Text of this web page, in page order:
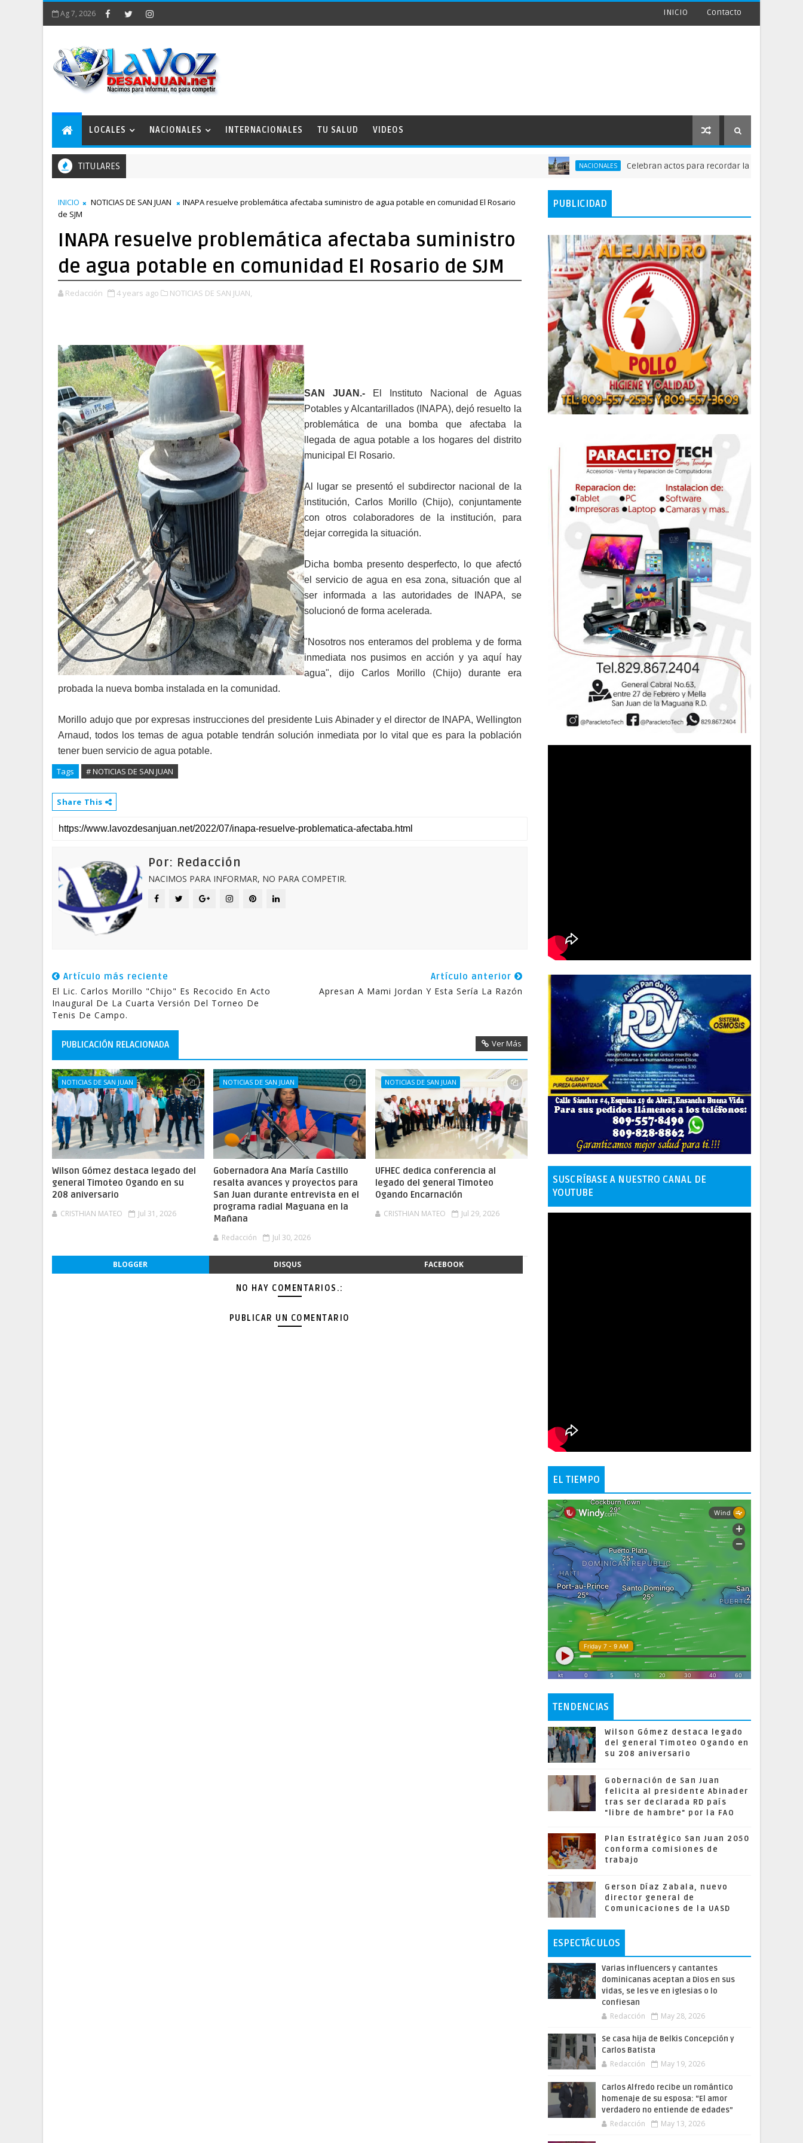
Ag 7, 2026 INICIO Contacto
LOCALES NACIONALES INTERNACIONALES TU SALUD VIDEOS
TITULARES NACIONALES Celebran actos para recordar la fundación de Santo
INICIO NOTICIAS DE SAN JUAN
INAPA resuelve problemática afectaba suministro de agua potable en comunidad El Rosario
de SJM
INAPA resuelve problemática afectaba suministro
de agua potable en comunidad El Rosario de SJM
Redacción 4 years ago NOTICIAS DE SAN JUAN,
SAN JUAN.-
El Instituto Nacional de Aguas
Potables y Alcantarillados (INAPA), dejó resuelto la
problemática de una bomba que afectaba la
llegada de agua potable a los hogares del distrito
municipal El Rosario.
Al lugar se presentó el subdirector nacional de la
institución, Carlos Morillo (Chijo), conjuntamente
con otros colaboradores de la institución, para
dejar corregida la situación.
Dicha bomba presento desperfecto, lo que afectó
el servicio de agua en esa zona, situación que al
ser informada a las autoridades de INAPA, se
solucionó de forma acelerada.
"Nosotros nos enteramos del problema y de forma
inmediata nos pusimos en acción y ya aquí hay
agua", dijo Carlos Morillo (Chijo) durante era
probada la nueva bomba instalada en la comunidad.
Morillo adujo que por expresas instrucciones del presidente Luis Abinader y el director de INAPA, Wellington
Arnaud, todos los temas de agua potable tendrán solución inmediata por lo vital que es para la población
tener buen servicio de agua potable.
Tags # NOTICIAS DE SAN JUAN
Share This
Por: Redacción
NACIMOS PARA INFORMAR, NO PARA COMPETIR.
Artículo más reciente
El Lic. Carlos Morillo "Chijo" Es Recocido En Acto
Inaugural De La Cuarta Versión Del Torneo De
Tenis De Campo.
Artículo anterior
Apresan A Mami Jordan Y Esta Sería La Razón
PUBLICACIÓN RELACIONADA Ver Más
NOTICIAS DE SAN JUAN
Wilson Gómez destaca legado del
general Timoteo Ogando en su
208 aniversario
CRISTHIAN MATEO Jul 31, 2026
NOTICIAS DE SAN JUAN
Gobernadora Ana María Castillo
resalta avances y proyectos para
San Juan durante entrevista en el
programa radial Maguana en la
Mañana
Redacción Jul 30, 2026
NOTICIAS DE SAN JUAN
UFHEC dedica conferencia al
legado del general Timoteo
Ogando Encarnación
CRISTHIAN MATEO Jul 29, 2026
BLOGGER DISQUS FACEBOOK
NO HAY COMENTARIOS.:
PUBLICAR UN COMENTARIO
PUBLICIDAD
SUSCRÍBASE A NUESTRO CANAL DE
YOUTUBE
EL TIEMPO
TENDENCIAS
Wilson Gómez destaca legado
del general Timoteo Ogando en
su 208 aniversario
Gobernación de San Juan
felicita al presidente Abinader
tras ser declarada RD país
"libre de hambre" por la FAO
Plan Estratégico San Juan 2050
conforma comisiones de
trabajo
Gerson Díaz Zabala, nuevo
director general de
Comunicaciones de la UASD
ESPECTÁCULOS
Varias influencers y cantantes
dominicanas aceptan a Dios en sus
vidas, se les ve en iglesias o lo
confiesan
Redacción May 28, 2026
Se casa hija de Belkis Concepción y
Carlos Batista
Redacción May 19, 2026
Carlos Alfredo recibe un romántico
homenaje de su esposa: “El amor
verdadero no entiende de edades”
Redacción May 13, 2026